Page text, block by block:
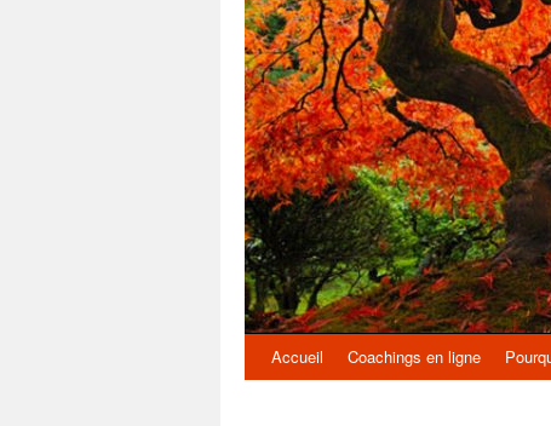
Aller
Accueil Coachings en ligne